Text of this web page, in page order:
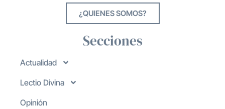
¿QUIENES SOMOS?
Secciones
Actualidad
Lectio Divina
Opinión